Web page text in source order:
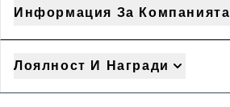
Информация За Компанията
Лоялност И Награди